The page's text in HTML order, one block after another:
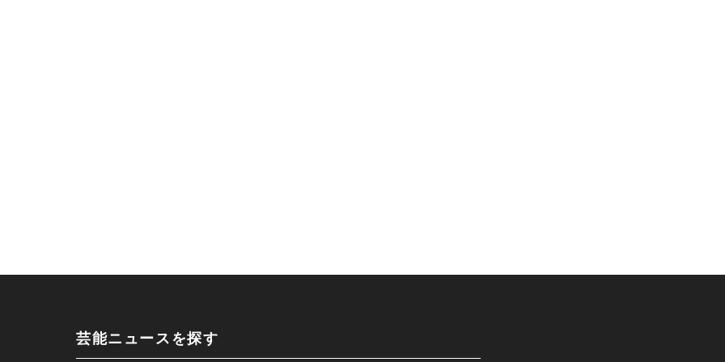
芸能ニュースを探す